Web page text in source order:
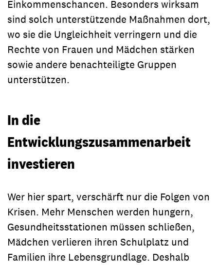
Einkommenschancen. Besonders wirksam
sind solch unterstützende Maßnahmen dort,
wo sie die Ungleichheit verringern und die
Rechte von Frauen und Mädchen stärken
sowie andere benachteiligte Gruppen
unterstützen.
In die
Entwicklungszusammenarbeit
investieren
Wer hier spart, verschärft nur die Folgen von
Krisen. Mehr Menschen werden hungern,
Gesundheitsstationen müssen schließen,
Mädchen verlieren ihren Schulplatz und
Familien ihre Lebensgrundlage. Deshalb